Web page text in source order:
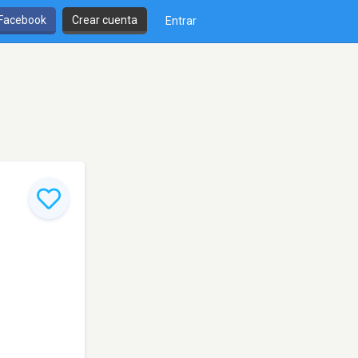
Crear cuenta Entrar